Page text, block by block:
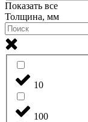
Показать все
Толщина, мм
10
100